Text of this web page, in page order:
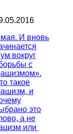
И вновь
вокруг
с
такое
и
это
а не
или